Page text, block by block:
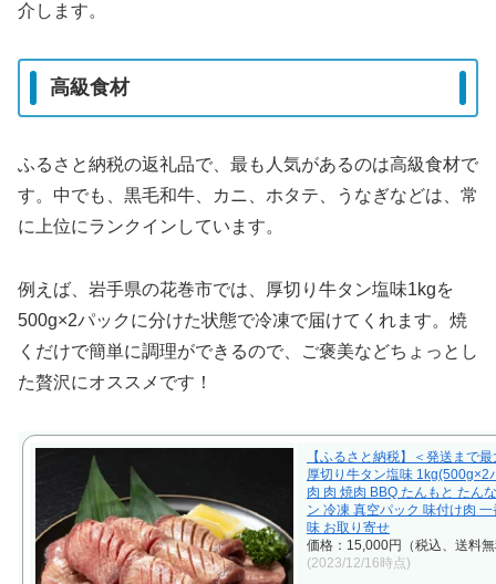
介します。
高級食材
ふるさと納税の返礼品で、最も人気があるのは高級食材で
す。中でも、黒毛和牛、カニ、ホタテ、うなぎなどは、常
に上位にランクインしています。
例えば、岩手県の花巻市では、厚切り牛タン塩味1kgを
500g×2パックに分けた状態で冷凍で届けてくれます。焼
くだけで簡単に調理ができるので、ご褒美などちょっとし
た贅沢にオススメです！
【ふるさと納税】＜発送まで
厚切り牛タン塩味 1kg(500g×2
肉 肉 焼肉 BBQ たんもと たん
ン 冷凍 真空パック 味付け肉
味 お取り寄せ
価格：15,000円（税込、送料
(2023/12/16時点)